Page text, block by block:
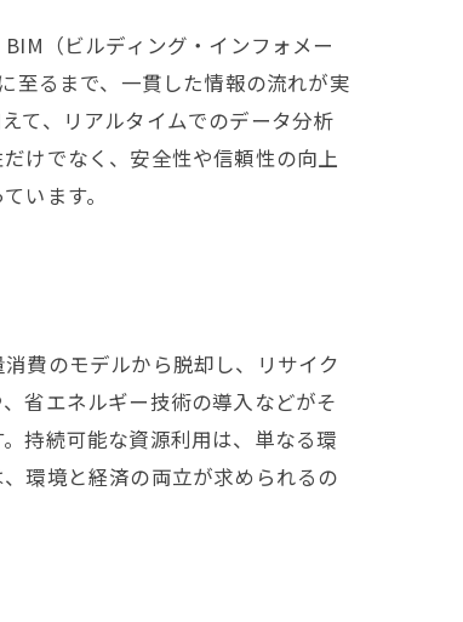
（ビルディング・インフォメー
至るまで、一貫した情報の流れが実
て、リアルタイムでのデータ分析
けでなく、安全性や信頼性の向上
います。
費のモデルから脱却し、リサイク
省エネルギー技術の導入などがそ
持続可能な資源利用は、単なる環
環境と経済の両立が求められるの